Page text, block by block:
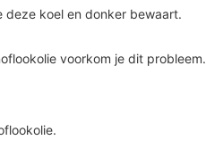
koel en donker bewaart.
voorkom je dit probleem.